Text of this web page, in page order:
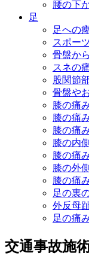
腰の下
足
足への
スポー
骨盤か
スネの
股関節
骨盤や
膝の痛
膝の痛
膝の痛
膝の内
膝の痛
膝の外
膝の痛
足の裏
外反母
足の痛
交通事故施